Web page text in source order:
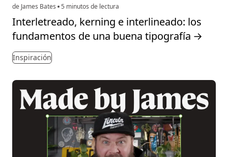
de James Bates 5 minutos de lectura
Interletreado, kerning e interlineado: los
fundamentos de una buena tipografía →
Inspiración